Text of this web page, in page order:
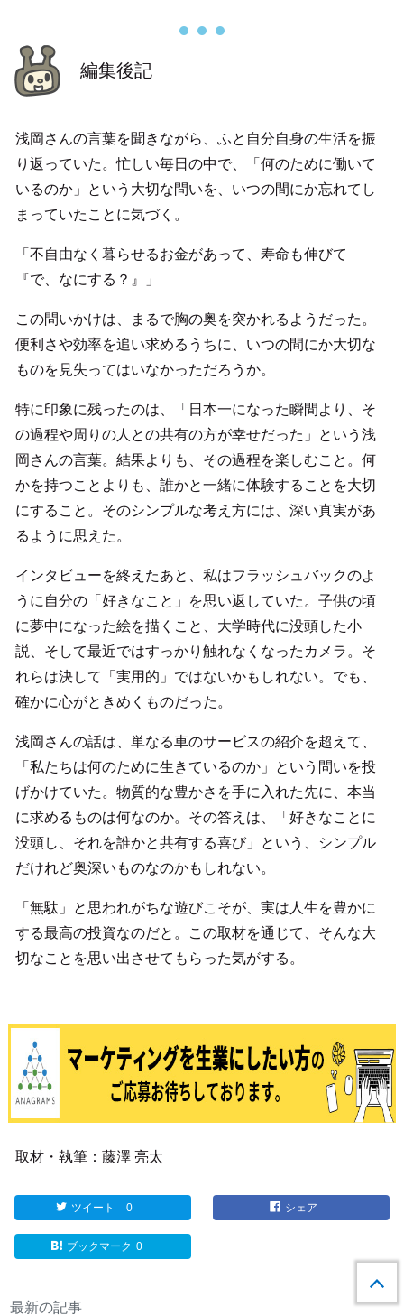
編集後記
浅岡さんの言葉を聞きながら、ふと自分自身の生活を振
り返っていた。忙しい毎日の中で、「何のために働いて
いるのか」という大切な問いを、いつの間にか忘れてし
まっていたことに気づく。
「不自由なく暮らせるお金があって、寿命も伸びて
『で、なにする？』」
この問いかけは、まるで胸の奥を突かれるようだった。
便利さや効率を追い求めるうちに、いつの間にか大切な
ものを見失ってはいなかっただろうか。
特に印象に残ったのは、「日本一になった瞬間より、そ
の過程や周りの人との共有の方が幸せだった」という浅
岡さんの言葉。結果よりも、その過程を楽しむこと。何
かを持つことよりも、誰かと一緒に体験することを大切
にすること。そのシンプルな考え方には、深い真実があ
るように思えた。
インタビューを終えたあと、私はフラッシュバックのよ
うに自分の「好きなこと」を思い返していた。子供の頃
に夢中になった絵を描くこと、大学時代に没頭した小
説、そして最近ではすっかり触れなくなったカメラ。そ
れらは決して「実用的」ではないかもしれない。でも、
確かに心がときめくものだった。
浅岡さんの話は、単なる車のサービスの紹介を超えて、
「私たちは何のために生きているのか」という問いを投
げかけていた。物質的な豊かさを手に入れた先に、本当
に求めるものは何なのか。その答えは、「好きなことに
没頭し、それを誰かと共有する喜び」という、シンプル
だけれど奥深いものなのかもしれない。
「無駄」と思われがちな遊びこそが、実は人生を豊かに
する最高の投資なのだと。この取材を通じて、そんな大
切なことを思い出させてもらった気がする。
取材・執筆：藤澤 亮太
ツイート 0 シェア
ブックマーク 0
最新の記事